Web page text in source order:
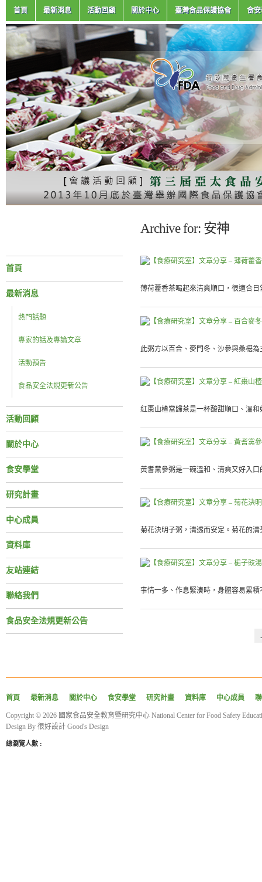
首頁 最新消息 活動回顧 關於中心 臺灣食品保護協會 食
Archive for: 安神
首頁
最新消息
熱門話題
專家的話及專論文章
活動預告
食品安全法規更新公告
活動回顧
關於中心
食安學堂
研究計畫
中心成員
資料庫
友站連結
聯絡我們
食品安全法規更新公告
薄荷藿香茶喝起來清爽順口，很適合
此粥方以百合、麥門冬、沙參與桑椹
紅棗山楂當歸茶是一杯酸甜順口、溫
黃耆黨參粥是一碗溫和、清爽又好入
菊花決明子粥，清透而安定。菊花的
事情一多、作息緊湊時，身體容易累
首頁 最新消息 關於中心 食安學堂 研究計畫 資料庫 中心成員
Copyright © 2026 國家食品安全教育暨研究中心 National Center for Food Safety
Design By 很好設計 Good's Design
總瀏覽人數 :